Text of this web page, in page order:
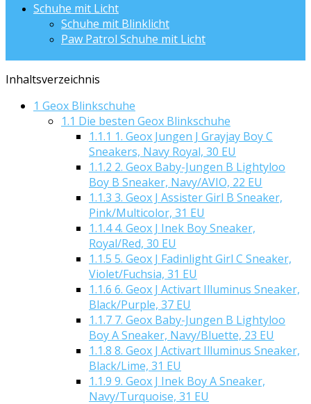
Schuhe mit Licht
Schuhe mit Blinklicht
Paw Patrol Schuhe mit Licht
Inhaltsverzeichnis
1 Geox Blinkschuhe
1.1 Die besten Geox Blinkschuhe
1.1.1 1. Geox Jungen J Grayjay Boy C
Sneakers, Navy Royal, 30 EU
1.1.2 2. Geox Baby-Jungen B Lightyloo
Boy B Sneaker, Navy/AVIO, 22 EU
1.1.3 3. Geox J Assister Girl B Sneaker,
Pink/Multicolor, 31 EU
1.1.44. Geox J Inek Boy Sneaker,
Royal/Red, 30 EU
1.1.5 5. Geox J Fadinlight Girl C Sneaker,
Violet/Fuchsia, 31 EU
1.1.6 6. Geox J Activart Illuminus Sneaker,
Black/Purple, 37 EU
1.1.7 7. Geox Baby-Jungen B Lightyloo
Boy A Sneaker, Navy/Bluette, 23 EU
1.1.8 8. Geox J Activart Illuminus Sneaker,
Black/Lime, 31 EU
1.1.9 9. Geox J Inek Boy A Sneaker,
Navy/Turquoise, 31 EU